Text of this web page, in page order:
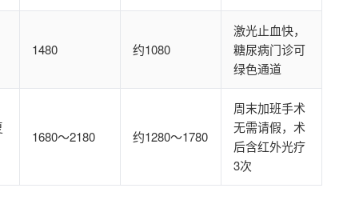
1480 约1080
激光止血快，
糖尿病门诊可
绿色通道
1680～2180 约1280～1780
周末加班手术
无需请假，术
后含红外光疗
3次